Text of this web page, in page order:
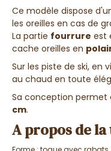
Ce modèle dispose
les oreilles en cas de
La partie fourrure est
cache oreilles en
Sur les piste de ski, en
au chaud en toute
Sa conception permet
cm.
A propos de